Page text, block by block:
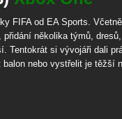
FIFA od EA Sports. Včetně
přidání několika týmů,
Tentokrát si vývojáři dali
nebo vystřelit je těžší